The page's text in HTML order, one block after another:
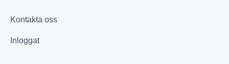
Kontakta oss
Inloggat